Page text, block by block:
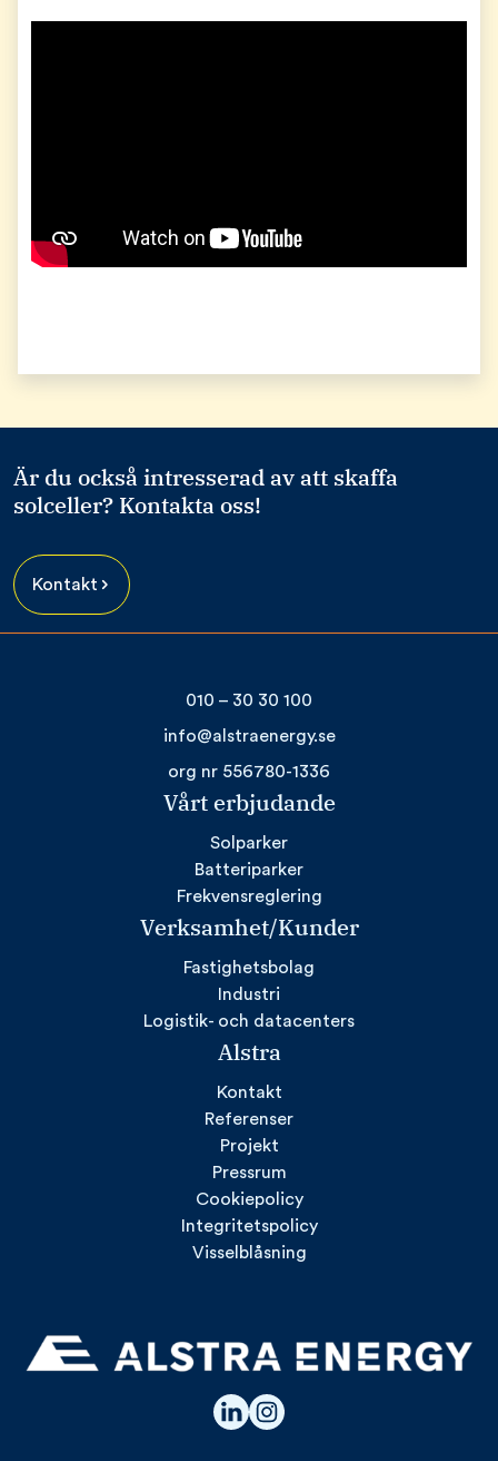
Är du också intresserad av att skaffa
solceller? Kontakta oss!
Kontakt
010 – 30 30 100
info@alstraenergy.se
org nr 556780-1336
Vårt erbjudande
Solparker
Batteriparker
Frekvensreglering
Verksamhet/Kunder
Fastighetsbolag
Industri
Logistik- och datacenters
Alstra
Kontakt
Referenser
Projekt
Pressrum
Cookiepolicy
Integritetspolicy
Visselblåsning